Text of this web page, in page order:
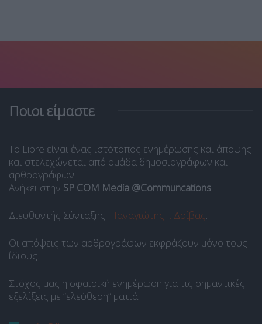
Ποιοι είμαστε
Το Libre είναι ένας ιστότοπος ενημέρωσης και άποψης
και στελεχώνεται από ομάδα δημοσιογράφων και
αρθρογράφων.
Ανήκει στην SP COM Media @Communcations
Διευθυντής Σύνταξης: Παναγιώτης Ι. Δρίβας
Οι απόψεις των αρθρογράφων εκφράζουν μόνο τους
ίδιους.
Στόχος μας η σφαιρική ενημέρωση για τις σημαντικές
εξελίξεις με “ελεύθερη” ματιά.